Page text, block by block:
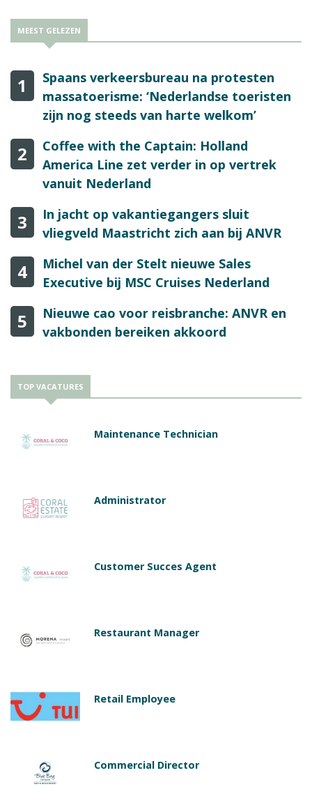
MEEST GELEZEN
1
Spaans verkeersbureau na protesten
massatoerisme: ‘Nederlandse toeristen
zijn nog steeds van harte welkom’
2
Coffee with the Captain: Holland
America Line zet verder in op vertrek
vanuit Nederland
3
In jacht op vakantiegangers sluit
vliegveld Maastricht zich aan bij ANVR
4
Michel van der Stelt nieuwe Sales
Executive bij MSC Cruises Nederland
5
Nieuwe cao voor reisbranche: ANVR en
vakbonden bereiken akkoord
TOP VACATURES
Maintenance Technician
Administrator
Customer Succes Agent
Restaurant Manager
Retail Employee
Commercial Director